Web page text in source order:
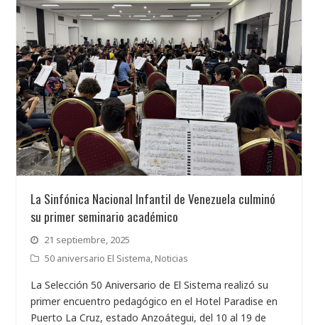
La Sinfónica Nacional Infantil de Venezuela culminó
su primer seminario académico
21 septiembre, 2025
50 aniversario El Sistema,Noticias
La Selección 50 Aniversario de El Sistema realizó su
primer encuentro pedagógico en el Hotel Paradise en
Puerto La Cruz, estado Anzoátegui, del 10 al 19 de